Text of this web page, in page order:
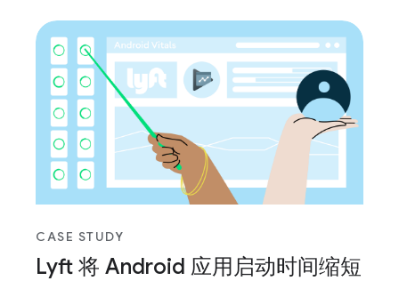
CASE STUDY
Lyft 将 Android 应用启动时间缩短